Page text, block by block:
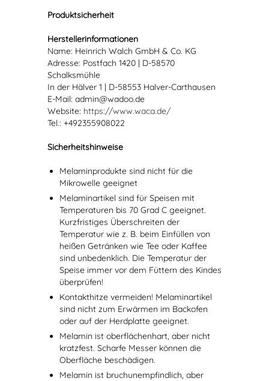
Produktsicherheit
Herstellerinformationen
Name: Heinrich Walch GmbH & Co. KG
Adresse: Postfach 1420 | D-58570
Schalksmühle
In der Hälver 1 | D-58553 Halver-Carthausen
E-Mail: admin@wadoo.de
Website: https://www.waca.de/
Tel.: +492355908022
Sicherheitshinweise
Melaminprodukte sind nicht für die
Mikrowelle geeignet
Melaminartikel sind für Speisen mit
Temperaturen bis 70 Grad C geeignet.
Kurzfristiges Überschreiten der
Temperatur wie z. B. beim Einfüllen von
heißen Getränken wie Tee oder Kaffee
sind unbedenklich. Die Temperatur der
Speise immer vor dem Füttern des Kindes
überprüfen!
Kontakthitze vermeiden! Melaminartikel
sind nicht zum Erwärmen im Backofen
oder auf der Herdplatte geeignet.
Melamin ist oberflächenhart, aber nicht
kratzfest. Scharfe Messer können die
Oberfläche beschädigen.
Melamin ist bruchunempfindlich, aber